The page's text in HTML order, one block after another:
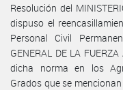
Resolución del
dispuso el
Personal Civil
GENERAL DE LA
dicha norma en los
Grados que se